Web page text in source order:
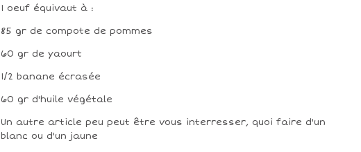
1 oeuf équivaut à :
85 gr de compote de pommes
60 gr de yaourt
1/2 banane écrasée
60 gr d'huile végétale
Un autre article peu peut être vous interresser, quoi faire d'un
blanc ou d'un jaune